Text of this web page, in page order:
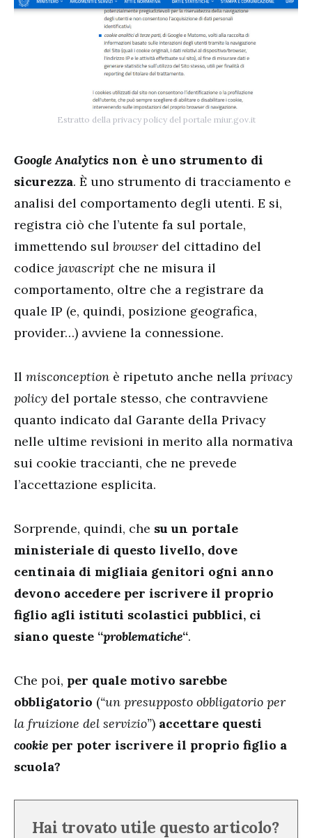
Estratto della privacy policy del portale miur.gov.it
Google Analytics non è uno strumento di
sicurezza. È uno strumento di tracciamento e
analisi del comportamento degli utenti. E si,
registra ciò che l’utente fa sul portale,
immettendo sul browser del cittadino del
codice javascript che ne misura il
comportamento, oltre che a registrare da
quale IP (e, quindi, posizione geografica,
provider…) avviene la connessione.
Il misconception è ripetuto anche nella privacy
policy del portale stesso, che contravviene
quanto indicato dal Garante della Privacy
nelle ultime revisioni in merito alla normativa
sui cookie traccianti, che ne prevede
l’accettazione esplicita.
Sorprende, quindi, che su un portale
ministeriale di questo livello, dove
centinaia di migliaia genitori ogni anno
devono accedere per iscrivere il proprio
figlio agli istituti scolastici pubblici, ci
siano queste “problematiche“.
Che poi, per quale motivo sarebbe
obbligatorio (“un presupposto obbligatorio per
la fruizione del servizio”) accettare questi
cookie per poter iscrivere il proprio figlio a
scuola?
Hai trovato utile questo articolo?